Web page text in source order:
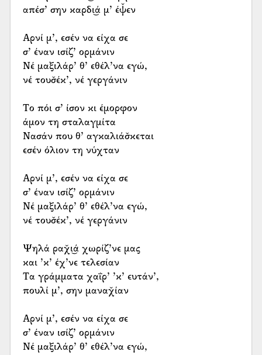
απέσ’ σην καρδι͜ά μ’ έψ̌εν
Αρνί μ’, εσέν να είχα σε
σ’ έναν ισίζ’ ορμάνιν
Νέ μαξιλάρ’ θ’ εθέλ’να εγώ,
νέ τουσ̌έκ’, νέ γεργάνιν
Το πόι σ’ ίσον κι έμορφον
άμον τη σταλαγμίτα
Νασάν που θ’ αγκαλιάσ̌κεται
εσέν όλιον τη νύχταν
Αρνί μ’, εσέν να είχα σε
σ’ έναν ισίζ’ ορμάνιν
Νέ μαξιλάρ’ θ’ εθέλ’να εγώ,
νέ τουσ̌έκ’, νέ γεργάνιν
Ψηλά ραχ̌ι͜ά χωρίζ’νε μας
και ’κ’ έχ’νε τελεσίαν
Τα γράμματα χαΐρ’ ’κ’ ευτάν’,
πουλί μ’, σην μαναχ̌ίαν
Αρνί μ’, εσέν να είχα σε
σ’ έναν ισίζ’ ορμάνιν
Νέ μαξιλάρ’ θ’ εθέλ’να εγώ,